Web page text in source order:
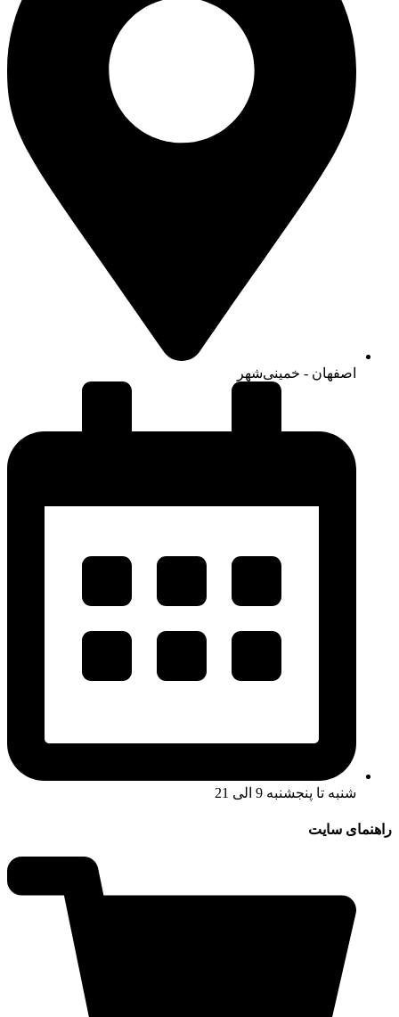
اصفهان - خمینی‌شهر
شنبه تا پنجشنبه 9 الی 21
راهنمای سایت